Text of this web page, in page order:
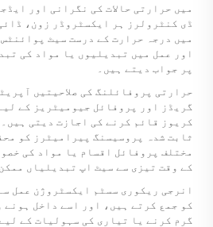
میں حرارتی حالات کی نگرانی اور
ڈی کنٹرولرز ہر ایکسٹروڈر زون،
میں درجہ حرارت کے درست سیٹ
اور عمل میں تبدیلیوں یا مواد کی
پر جواب دیتے ہیں۔
حرارتی پروفائلنگ کی صلاحیتیں
گریڈز اور پروفائل جیومیٹریز کے
کریوز قائم کرنے کی اجازت دیتی
ثابت شدہ پروسیسنگ پیرامیٹرز کو
مختلف پروفائل اقسام یا مواد کی
کے وقت تیزی سے سیٹ اپ تبدیلیاں
انرجی ریکوری سسٹم ایکسٹروژن عمل
کو جمع کرتے ہیں، اور اسے داخل ہونے
گرم کرنے یا تیاری کی سہولیات کے